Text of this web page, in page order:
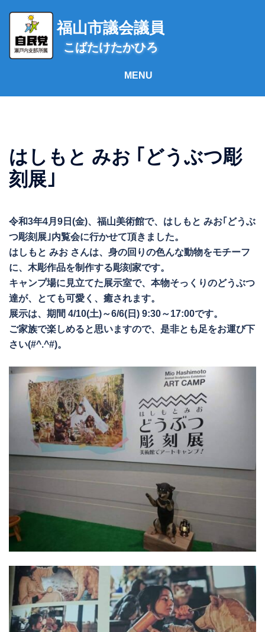
ス
福山市議会議員
こばたけたかひろ
はしもと みお ｢どうぶつ彫
刻展｣
令和3年4月9日(金)、福山美術館で、はしもと みお｢どうぶ
つ彫刻展｣内覧会に行かせて頂きました。
はしもと みお さんは、身の回りの色んな動物をモチーフ
に、木彫作品を制作する彫刻家です。
キャンプ場に見立てた展示室で、本物そっくりのどうぶつ
達が、とても可愛く、癒されます。
展示は、期間 4/10(土)～6/6(日) 9:30～17:00です。
ご家族で楽しめると思いますので、是非とも足をお運び下
さい(#^.^#)。